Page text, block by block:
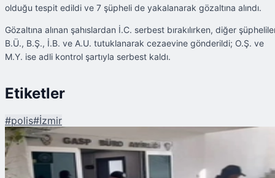
olduğu tespit edildi ve 7 şüpheli de yakalanarak gözaltına alındı.
Gözaltına alınan şahıslardan İ.C. serbest bırakılırken, diğer
B.Ü., B.Ş., İ.B. ve A.U. tutuklanarak cezaevine gönderildi; O.Ş. ve
M.Y. ise adli kontrol şartıyla serbest kaldı.
Etiketler
#polis#İzmir
Şu An Okunan